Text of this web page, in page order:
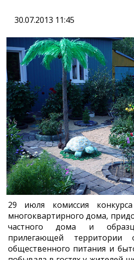
30.07.2013 11:45
29 июля комиссия
многоквартирного дома,
частного дома и
прилегающей территории
общественного питания и